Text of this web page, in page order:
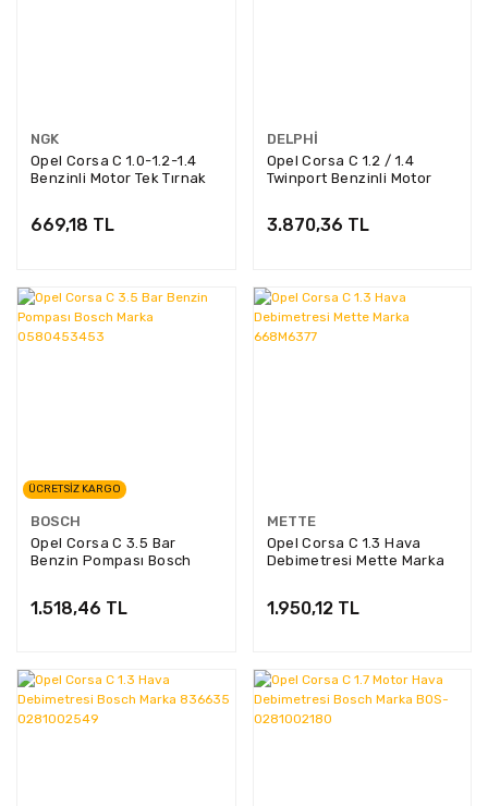
NGK
Opel Corsa C 1.0-1.2-1.4
Benzinli Motor Tek Tırnak
669,18 TL
DELPHI
Opel Corsa C 1.2 / 1.4
Twinport Benzinli Motor
3.870,36 TL
ÜCRETSİZ KARGO
BOSCH
Opel Corsa C 3.5 Bar
Benzin Pompası Bosch
1.518,46 TL
METTE
Opel Corsa C 1.3 Hava
Debimetresi Mette Marka
1.950,12 TL